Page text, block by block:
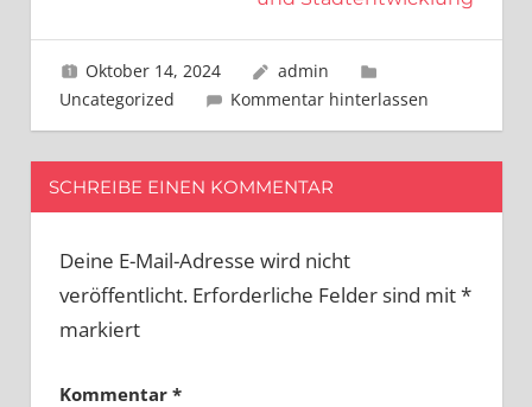
Oktober 14, 2024
admin
Uncategorized
Kommentar hinterlassen
SCHREIBE EINEN KOMMENTAR
Deine E-Mail-Adresse wird nicht
veröffentlicht. Erforderliche Felder sind mit*
markiert
Kommentar *